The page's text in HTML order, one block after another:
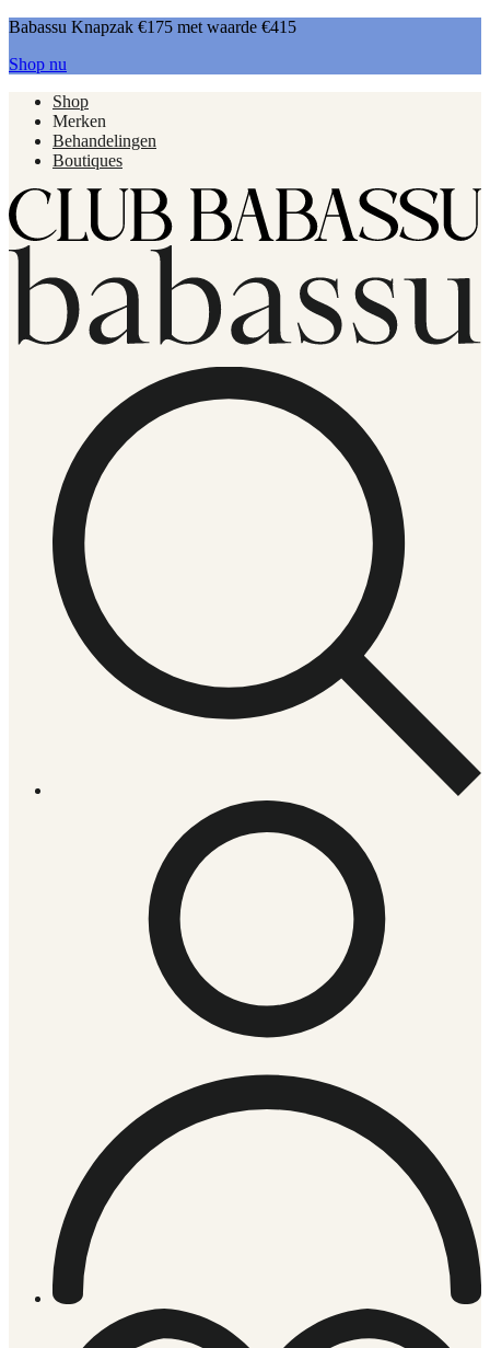
Babassu Knapzak €175 met waarde €415
Shop nu
Shop
Merken
Behandelingen
Boutiques